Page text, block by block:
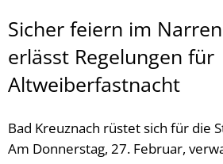
Sicher feiern im
erlässt Regelungen für
Altweiberfastnacht
Bad Kreuznach rüstet sich für die
Am Donnerstag, 27. Februar,